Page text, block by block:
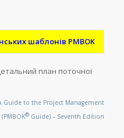
шаблонів PMBOK
план поточної
Guide to the Project Management
® Guide) – Seventh Edition